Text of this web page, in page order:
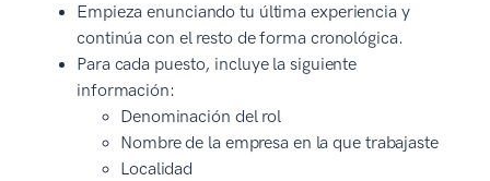
Empieza enunciando tu última experiencia y
continúa con el resto de forma cronológica.
Para cada puesto, incluye la siguiente
información:
Denominación del rol
Nombre de la empresa en la que trabajaste
Localidad